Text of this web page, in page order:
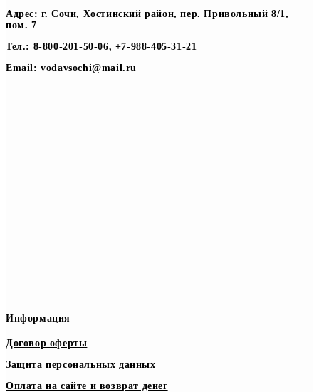
Адрес: г. Сочи, Хостинский район, пер. Привольный 8/1,
пом. 7
Тел.: 8-800-201-50-06, +7-988-405-31-21
Email: vodavsochi@mail.ru
Информация
Договор оферты
Защита персональных данных
Оплата на сайте и возврат денег